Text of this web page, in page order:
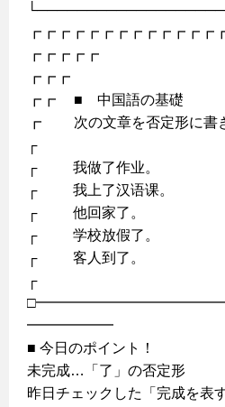
┏┏┏┏┏
┏┏┏
┏┏ ■ 中国語の基礎
┏ 次の文章を否定形に書き
┌
┌ 我做了作业。
┌ 我上了汉语课。
┌ 他回家了。
┌ 学校放假了。
┌ 客人到了。
┌
━━━━━━
■ 今日のポイント！
未完成…「了」の否定形
昨日チェックした「完成を表